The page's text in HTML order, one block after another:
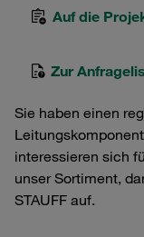
Auf die
Zur
Sie haben einen
interessieren sich
unser Sortiment,
STAUFF auf.